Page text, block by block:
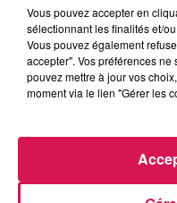
Revivez les meilleurs
Vous pouvez accepter en
sélectionnant les finalités et/
Vous pouvez également
accepter". Vos préférences
pouvez mettre à jour vos
moment via le lien "Gérer les